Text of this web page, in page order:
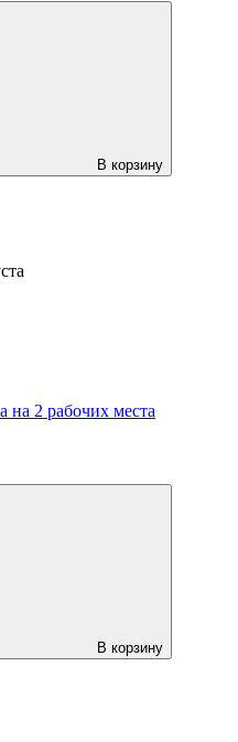
В корзину
на 2 рабочих места
В корзину